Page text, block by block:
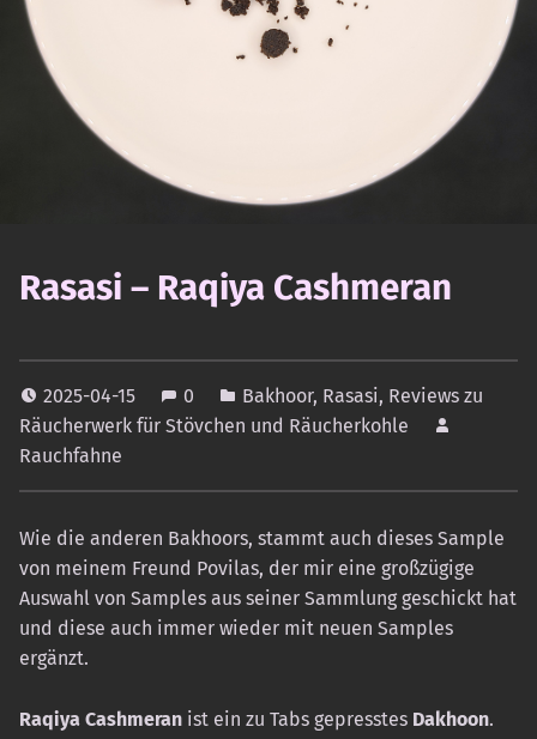
Rasasi – Raqiya Cashmeran
2025-04-15 0 Bakhoor, Rasasi, Reviews zu
Räucherwerk für Stövchen und Räucherkohle
Rauchfahne
Wie die anderen Bakhoors, stammt auch dieses Sample
von meinem Freund Povilas, der mir eine großzügige
Auswahl von Samples aus seiner Sammlung geschickt hat
und diese auch immer wieder mit neuen Samples
ergänzt.
Raqiya Cashmeran ist ein zu Tabs gepresstes Dakhoon.